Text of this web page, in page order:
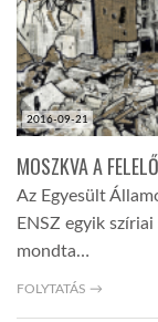
2016-09-21
MOSZKVA A
Az Egyesült
ENSZ egyik
mondta…
FOLYTATÁS →